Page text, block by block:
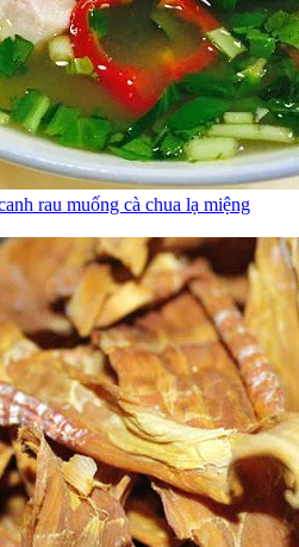
rau muống cà chua lạ miệng